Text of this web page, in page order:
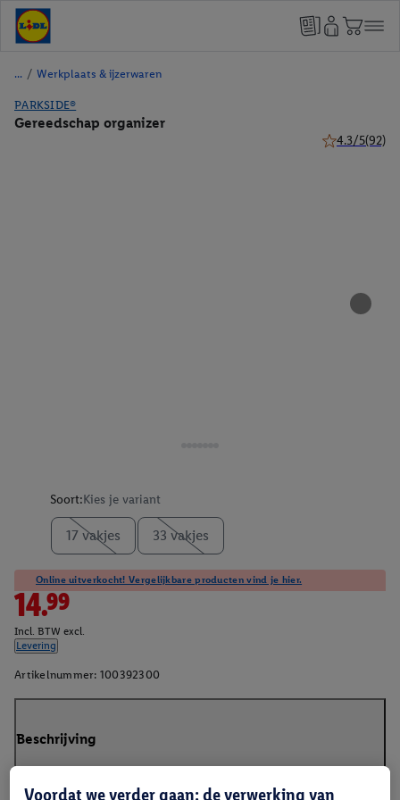
/ Werkplaats & ijzerwaren
PARKSIDE®
Gereedschap organizer
4.3/5(92)
Soort:Kies je variant
17 vakjes 33 vakjes
Online uitverkocht! Vergelijkbare producten vind je hier.
14.99
Incl. BTW excl.
Levering
Artikelnummer: 100392300
Beschrijving
Voordat we verder gaan: de verwerking van